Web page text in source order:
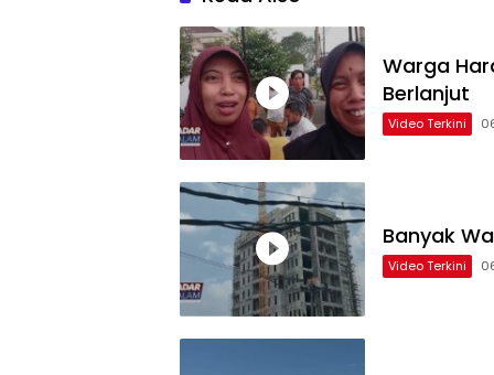
Warga
Berlanjut
Video Terkini
Banyak
Video Terkini